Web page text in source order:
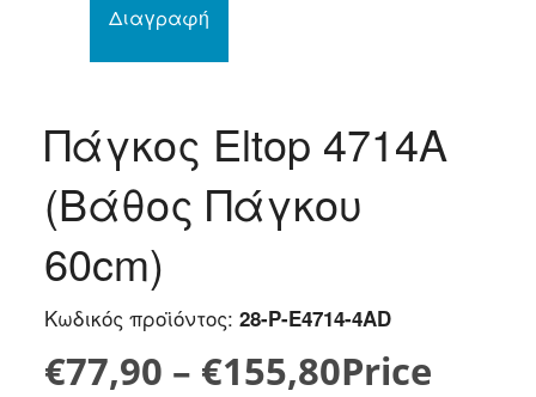
Διαγραφή
Πάγκος Eltop 4714A
(Βάθος Πάγκου
60cm)
Κωδικός προϊόντος:28-P-E4714-4AD
€77,90 – €155,80Price